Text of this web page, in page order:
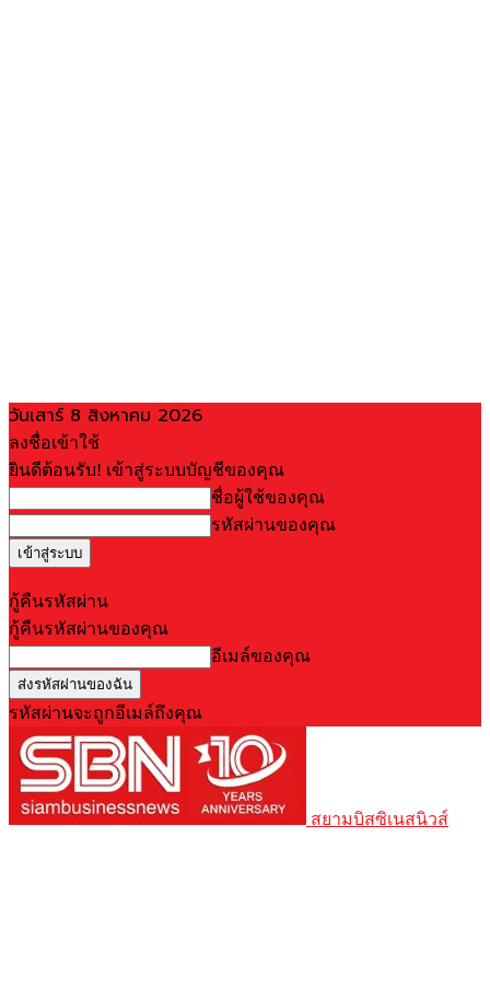
วันเสาร์ 8 สิงหาคม 2026
ลงชื่อเข้าใช้
ยินดีต้อนรับ! เข้าสู่ระบบบัญชีของคุณ
ชื่อผู้ใช้ของคุณ
รหัสผ่านของคุณ
กู้คืนรหัสผ่าน
กู้คืนรหัสผ่านของคุณ
อีเมล์ของคุณ
รหัสผ่านจะถูกอีเมล์ถึงคุณ
สยามบิสซิเนสนิวส์